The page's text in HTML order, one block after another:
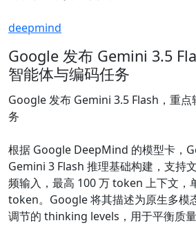
deepmind
Google 发布 Gemini 3.5
智能体与编码任务
Google 发布 Gemini 3.5 Flash，重点
务
根据 Google DeepMind 的模型卡，
Gemini 3 Flash 推理基础构建，支持
频输入，最高 100 万 token 上下文，
token。Google 将其描述为原生多模
调节的 thinking levels，用于平衡质量